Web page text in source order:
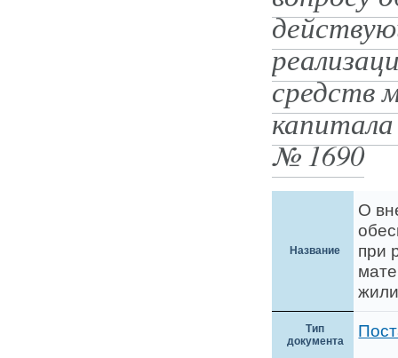
средств
№ 1690
Название
О
при
Тип
документа